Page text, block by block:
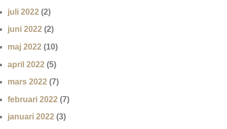
juli 2022 (2)
juni 2022 (2)
maj 2022 (10)
april 2022 (5)
mars 2022 (7)
februari 2022 (7)
januari 2022 (3)